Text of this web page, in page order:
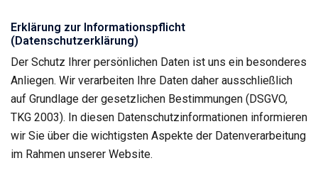
Erklärung zur Informationspflicht
(Datenschutzerklärung)
Der Schutz Ihrer persönlichen Daten ist uns ein besonderes
Anliegen. Wir verarbeiten Ihre Daten daher ausschließlich
auf Grundlage der gesetzlichen Bestimmungen (DSGVO,
TKG 2003). In diesen Datenschutzinformationen informieren
wir Sie über die wichtigsten Aspekte der Datenverarbeitung
im Rahmen unserer Website.